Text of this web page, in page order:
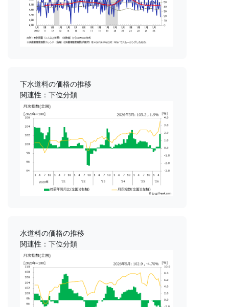
下水道料の価格の推移
関連性：下位分類
水道料の価格の推移
関連性：下位分類